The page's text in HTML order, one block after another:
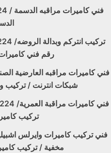
رقم فني
شبكات انترنت / تركيب
تركيب
مخفية / تركيب